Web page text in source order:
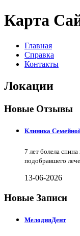
Карта
Главная
Справка
Контакты
Локации
Новые Отзывы
Клиника
7 лет болела
подобравшего
13-06-2026
Новые Записи
МелодияДент